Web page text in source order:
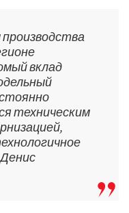
вклад
техническим